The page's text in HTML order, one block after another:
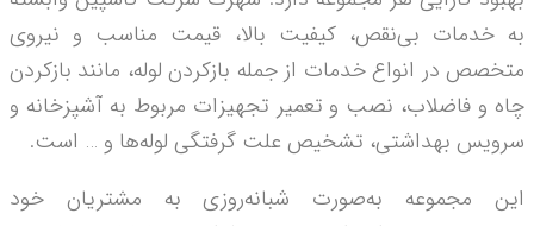
به خدمات بی‌نقص، کیفیت بالا، قیمت مناسب و نیروی
متخصص در انواع خدمات از جمله بازکردن لوله، مانند بازکردن
چاه و فاضلاب، نصب و تعمیر تجهیزات مربوط به آشپزخانه و
سرویس بهداشتی، تشخیص علت گرفتگی لوله­‌ها و … است.
این مجموعه به‌­صورت شبانه‌روزی به مشتریان خود